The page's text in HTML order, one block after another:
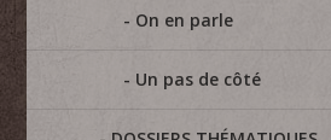
On en parle
Un pas de côté